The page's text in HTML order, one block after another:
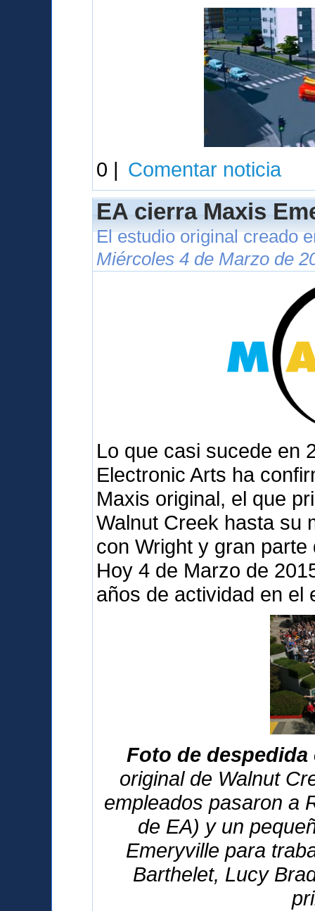
0 | Comentar noticia
EA cierra Maxis
El estudio original creado
Miércoles 4 de Marzo de
Lo que casi sucede en
Electronic Arts ha
Maxis original, el que
Walnut Creek hasta su
con Wright y gran
Hoy 4 de Marzo de
años de actividad en el
Foto de despedida
original de Walnut
empleados pasaron a
de EA) y un
Emeryville para
Barthelet, Lucy